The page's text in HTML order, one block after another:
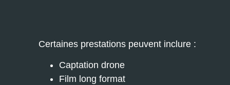
Certaines prestations peuvent inclure :
Captation drone
Film long format